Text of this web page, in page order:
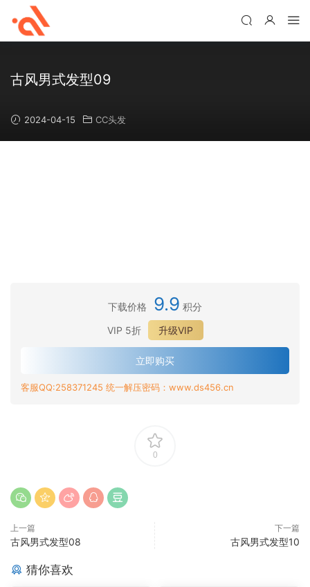
古风男式发型09
2024-04-15 CC头发
下载价格 9.9 积分
VIP 5折
升级VIP
立即购买
客服QQ:258371245 统一解压密码：www.ds456.cn
0
上一篇
古风男式发型08
下一篇
古风男式发型10
猜你喜欢